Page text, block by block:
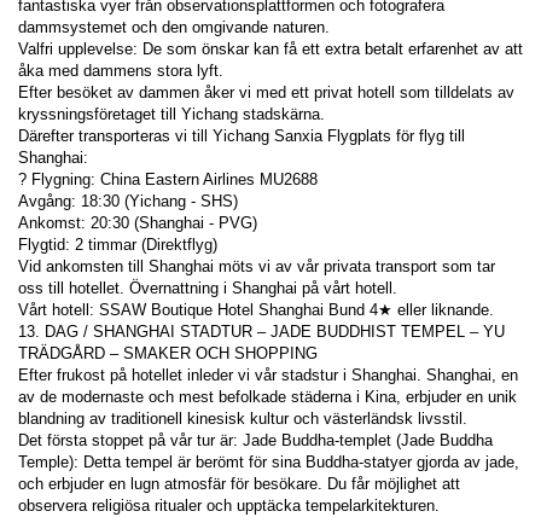
fantastiska vyer från observationsplattformen och fotografera
dammsystemet och den omgivande naturen.
Valfri upplevelse: De som önskar kan få ett extra betalt erfarenhet av att
åka med dammens stora lyft.
Efter besöket av dammen åker vi med ett privat hotell som tilldelats av
kryssningsföretaget till Yichang stadskärna.
Därefter transporteras vi till Yichang Sanxia Flygplats för flyg till
Shanghai:
? Flygning: China Eastern Airlines MU2688
Avgång: 18:30 (Yichang - SHS)
Ankomst: 20:30 (Shanghai - PVG)
Flygtid: 2 timmar (Direktflyg)
Vid ankomsten till Shanghai möts vi av vår privata transport som tar
oss till hotellet. Övernattning i Shanghai på vårt hotell.
Vårt hotell: SSAW Boutique Hotel Shanghai Bund 4★ eller liknande.
13. DAG / SHANGHAI STADTUR – JADE BUDDHIST TEMPEL – YU
TRÄDGÅRD – SMAKER OCH SHOPPING
Efter frukost på hotellet inleder vi vår stadstur i Shanghai. Shanghai, en
av de modernaste och mest befolkade städerna i Kina, erbjuder en unik
blandning av traditionell kinesisk kultur och västerländsk livsstil.
Det första stoppet på vår tur är: Jade Buddha-templet (Jade Buddha
Temple): Detta tempel är berömt för sina Buddha-statyer gjorda av jade,
och erbjuder en lugn atmosfär för besökare. Du får möjlighet att
observera religiösa ritualer och upptäcka tempelarkitekturen.